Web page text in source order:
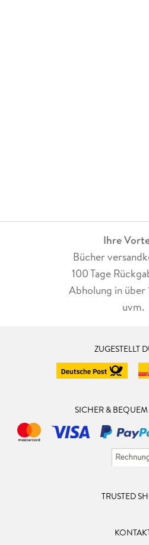
Ihre
Bücher
100 Tage
Abholung in über
uvm.
ZUGESTELLT
SICHER &
TRUSTED